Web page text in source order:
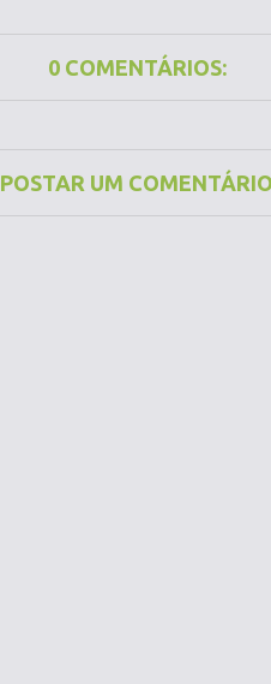
0 COMENTÁRIOS:
POSTAR UM